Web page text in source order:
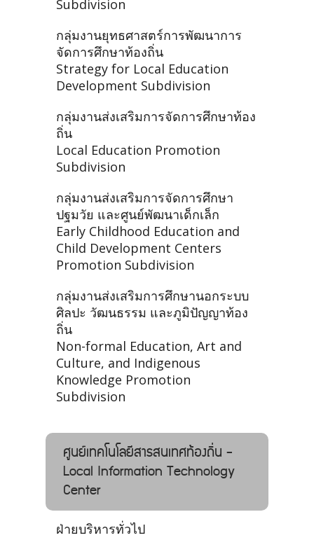
Subdivision
กลุ่มงานยุทธศาสตร์การพัฒนาการ
จัดการศึกษาท้องถิ่น
Strategy for Local Education
Development Subdivision
กลุ่มงานส่งเสริมการจัดการศึกษาท้อง
ถิ่น
Local Education Promotion
Subdivision
กลุ่มงานส่งเสริมการจัดการศึกษา
ปฐมวัย และศูนย์พัฒนาเด็กเล็ก
Early Childhood Education and
Child Development Centers
Promotion Subdivision
กลุ่มงานส่งเสริมการศึกษานอกระบบ
ศิลปะ วัฒนธรรม และภูมิปัญญาท้อง
ถิ่น
Non-formal Education, Art and
Culture, and Indigenous
Knowledge Promotion
Subdivision
ศูนย์เทคโนโลยีสารสนเทศท้องถิ่น -
Local Information Technology
Center
ฝ่ายบริหารทั่วไป